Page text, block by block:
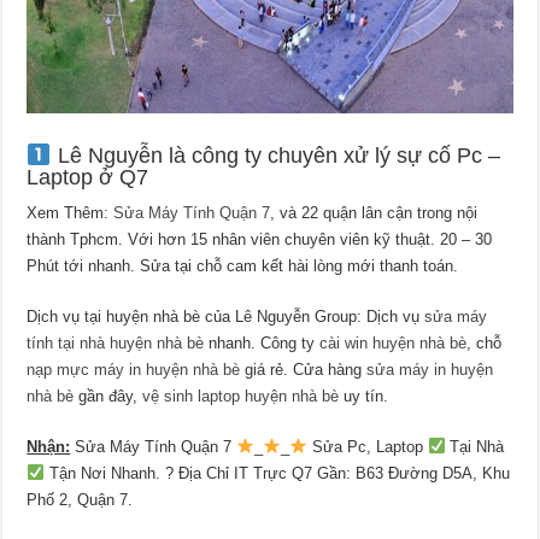
Lê Nguyễn là công ty chuyên xử lý sự cố Pc –
Laptop ở Q7
Xem Thêm:Sửa Máy Tính Quận 7 , và 22 quận lân cận trong nội
thành Tphcm. Với hơn 15 nhân viên chuyên viên kỹ thuật. 20 – 30
Phút tới nhanh. Sửa tại chỗ cam kết hài lòng mới thanh toán.
Dịch vụ tại huyện nhà bè của Lê Nguyễn Group: Dịch vụsửa máy
tính tại nhà huyện nhà bè nhanh. Công tycài win huyện nhà bè , chỗ
nạp mực máy in huyện nhà bè giá rẻ. Cửa hàngsửa máy in huyện
nhà bè gần đây,vệ sinh laptop huyện nhà bè uy tín.
Nhận: Sửa Máy Tính Quận 7 Sửa Pc, Laptop
Tại Nhà
Tận Nơi Nhanh. ? Địa Chỉ IT Trực Q7 Gần: B63 Đường D5A, Khu
Phố 2, Quận 7.